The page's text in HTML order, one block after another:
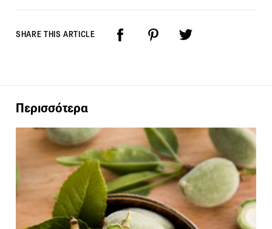
SHARE THIS ARTICLE
Περισσότερα